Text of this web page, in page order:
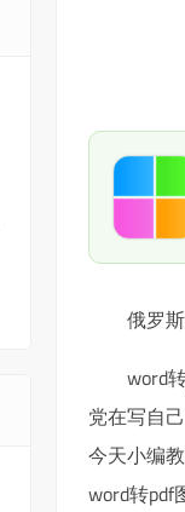
俄罗
word
党在写自
今天小编
word转pdf